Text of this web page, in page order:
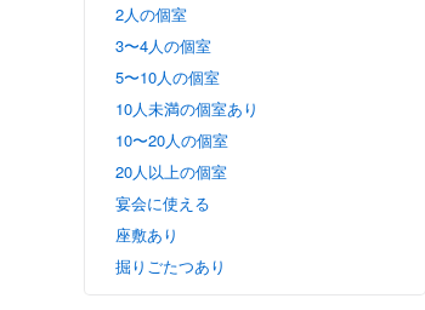
2人の個室
3〜4人の個室
5〜10人の個室
10人未満の個室あり
10〜20人の個室
20人以上の個室
宴会に使える
座敷あり
掘りごたつあり